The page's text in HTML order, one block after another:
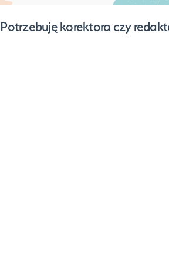
Potrzebuję korektora czy